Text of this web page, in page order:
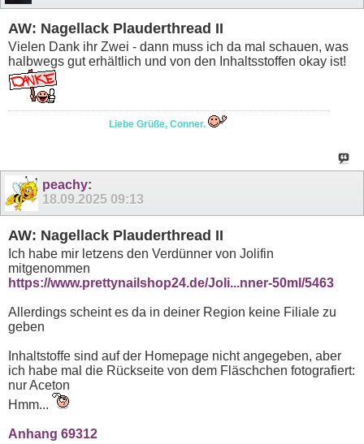
AW: Nagellack Plauderthread II
Vielen Dank ihr Zwei - dann muss ich da mal schauen, was
halbwegs gut erhältlich und von den Inhaltsstoffen okay ist!
Liebe Grüße, Conner.
peachy:
18.09.2025 09:13
AW: Nagellack Plauderthread II
Ich habe mir letzens den Verdünner von Jolifin
mitgenommen
https://www.prettynailshop24.de/Joli...nner-50ml/5463
Allerdings scheint es da in deiner Region keine Filiale zu
geben
Inhaltstoffe sind auf der Homepage nicht angegeben, aber
ich habe mal die Rückseite von dem Fläschchen fotografiert:
nur Aceton
Hmm...
Anhang 69312